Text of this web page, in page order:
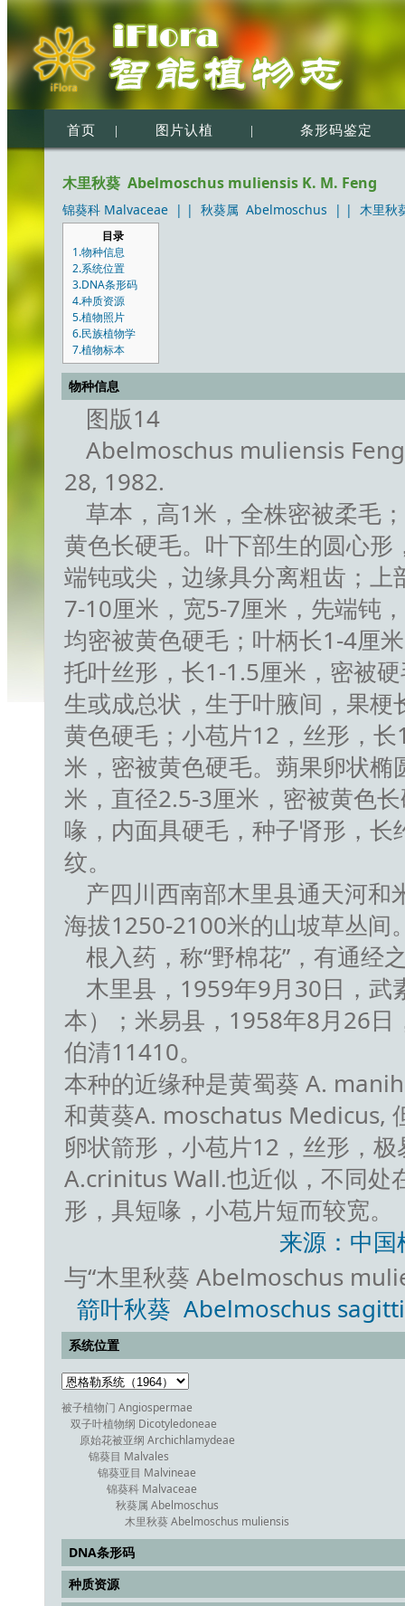
首页 | 图片认植 | 条形码鉴定
木里秋葵 Abelmoschus muliensis K. M. Feng
锦葵科 Malvaceae | | 秋葵属 Abelmoschus | | 木里秋
目录
1.物种信息
2.系统位置
3.DNA条形码
4.种质资源
5.植物照片
6.民族植物学
7.植物标本
物种信息
图版14
Abelmoschus muliensis
28, 1982.
草本，高1米，全株密被柔毛
黄色长硬毛。叶下部生的圆心形
端钝或尖，边缘具分离粗齿；上
7-10厘米，宽5-7厘米，先端钝
均密被黄色硬毛；叶柄长1-4厘
托叶丝形，长1-1.5厘米，密被
生或成总状，生于叶腋间，果梗
黄色硬毛；小苞片12，丝形，
米，密被黄色硬毛。蒴果卵状椭
米，直径2.5-3厘米，密被黄色
喙，内面具硬毛，种子肾形，长
纹。
产四川西南部木里县通天河和
海拔1250-2100米的山坡草丛间
根入药，称“野棉花”，有通经
木里县，1959年9月30日，武
本）；米易县，1958年8月26日
伯清11410。
本种的近缘种是黄蜀葵 A.
和黄葵A. moschatus Medicus,
卵状箭形，小苞片12，丝形，
A.crinitus Wall.也近似，不同处
形，具短喙，小苞片短而较宽。
来源：中
与“木里秋葵 Abelmoschus
箭叶秋葵 Abelmoschus
系统位置
被子植物门 Angiospermae
双子叶植物纲 Dicotyledoneae
原始花被亚纲 Archichlamydeae
锦葵目 Malvales
锦葵亚目 Malvineae
锦葵科 Malvaceae
秋葵属 Abelmoschus
木里秋葵 Abelmoschus muliensis
DNA条形码
种质资源